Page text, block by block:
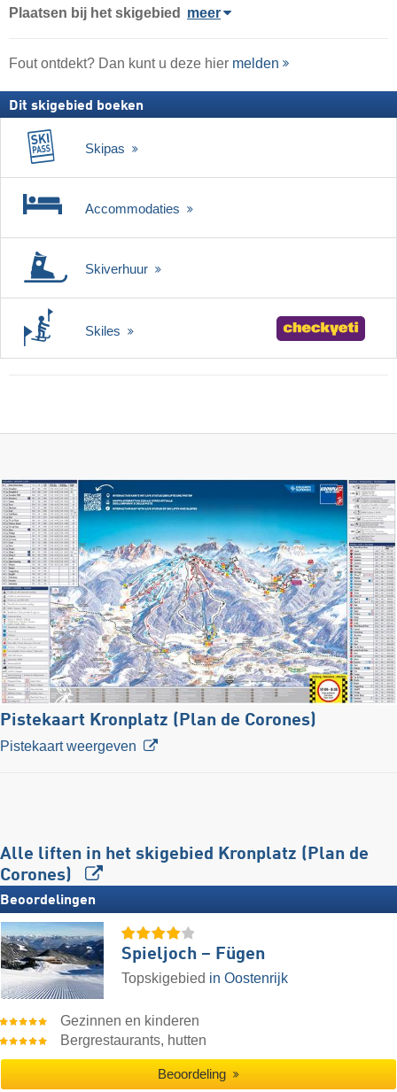
Plaatsen bij het skigebied meer
Fout ontdekt? Dan kunt u deze hier melden
Dit skigebied boeken
Skipas
Accommodaties
Skiverhuur
Skiles
Pistekaart Kronplatz (Plan de Corones)
Pistekaart weergeven
Alle liften in het skigebied Kronplatz (Plan de
Corones)
Beoordelingen
Spieljoch – Fügen
Topskigebied in Oostenrijk
Gezinnen en kinderen
Bergrestaurants, hutten
Beoordeling